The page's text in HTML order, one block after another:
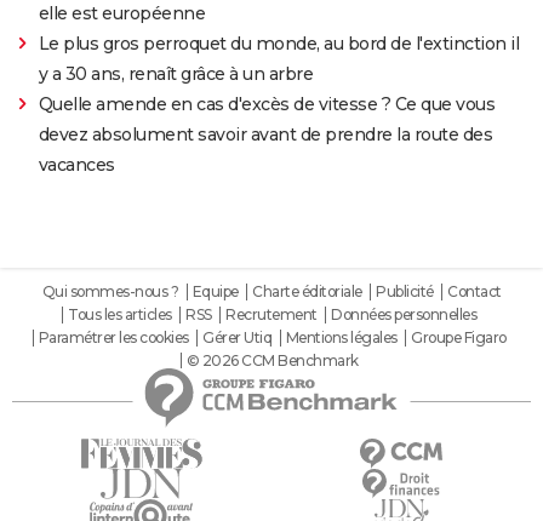
elle est européenne
Le plus gros perroquet du monde, au bord de l'extinction il
y a 30 ans, renaît grâce à un arbre
Quelle amende en cas d'excès de vitesse ? Ce que vous
devez absolument savoir avant de prendre la route des
vacances
Qui sommes-nous ? Equipe Charte éditoriale Publicité
Contact
Tous les articles
RSS Recrutement
Données personnelles
Paramétrer les cookies
Gérer Utiq Mentions légales
Groupe Figaro
© 2026 CCM Benchmark